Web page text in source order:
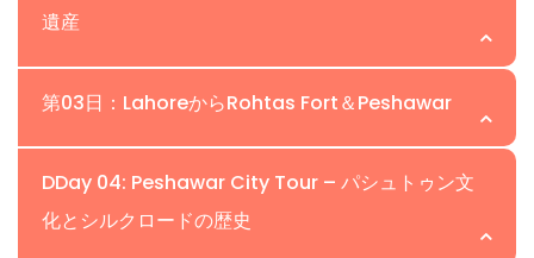
遺産
なLahore FortとBadshahi Mosqueを訪れ、ムガールの壮
Shalimar Gardensを訪れ、Minar-e-Pakistanに立ち寄
第03日：LahoreからRohtas Fort＆Peshawar
朝食後、北へドライブして、シェール・シャー・スーリに
DDay 04: Peshawar City Tour – パシュトゥン文
化とシルクロードの歴史